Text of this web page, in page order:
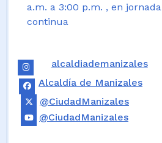
a.m. a 3:00 p.m. , en jornada
continua
alcaldiademanizales
Alcaldía de Manizales
@CiudadManizales
@CiudadManizales